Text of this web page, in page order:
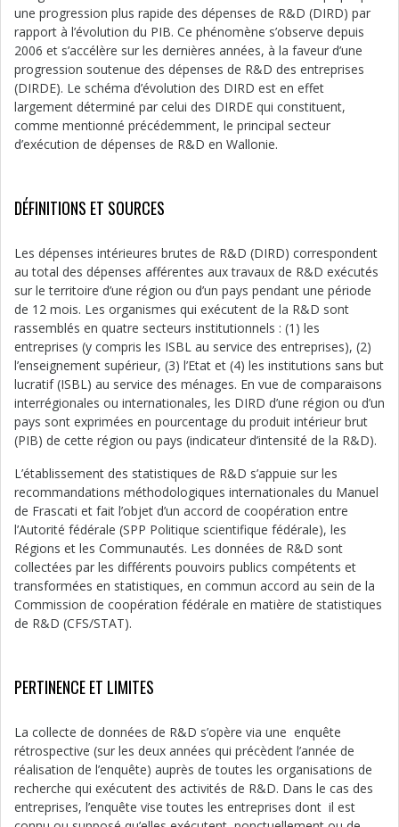
une progression plus rapide des dépenses de R&D (DIRD) par
rapport à l’évolution du PIB. Ce phénomène s’observe depuis
2006 et s’accélère sur les dernières années, à la faveur d’une
progression soutenue des dépenses de R&D des entreprises
(DIRDE). Le schéma d’évolution des DIRD est en effet
largement déterminé par celui des DIRDE qui constituent,
comme mentionné précédemment, le principal secteur
d’exécution de dépenses de R&D en Wallonie.
DÉFINITIONS ET SOURCES
Les dépenses intérieures brutes de R&D (DIRD) correspondent
au total des dépenses afférentes aux travaux de R&D exécutés
sur le territoire d’une région ou d’un pays pendant une période
de 12 mois. Les organismes qui exécutent de la R&D sont
rassemblés en quatre secteurs institutionnels : (1) les
entreprises (y compris les ISBL au service des entreprises), (2)
l’enseignement supérieur, (3) l’Etat et (4) les institutions sans but
lucratif (ISBL) au service des ménages. En vue de comparaisons
interrégionales ou internationales, les DIRD d’une région ou d’un
pays sont exprimées en pourcentage du produit intérieur brut
(PIB) de cette région ou pays (indicateur d’intensité de la R&D).
L’établissement des statistiques de R&D s’appuie sur les
recommandations méthodologiques internationales du Manuel
de Frascati et fait l’objet d’un accord de coopération entre
l’Autorité fédérale (SPP Politique scientifique fédérale), les
Régions et les Communautés. Les données de R&D sont
collectées par les différents pouvoirs publics compétents et
transformées en statistiques, en commun accord au sein de la
Commission de coopération fédérale en matière de statistiques
de R&D (CFS/STAT).
PERTINENCE ET LIMITES
La collecte de données de R&D s’opère via une enquête
rétrospective (sur les deux années qui précèdent l’année de
réalisation de l’enquête) auprès de toutes les organisations de
recherche qui exécutent des activités de R&D. Dans le cas des
entreprises, l’enquête vise toutes les entreprises dont il est